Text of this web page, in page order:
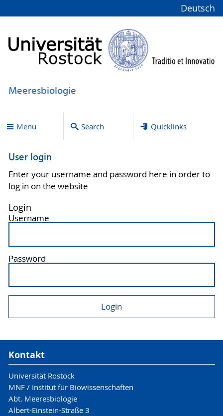
Deutsch
Meeresbiologie
Menu Search Quicklinks
User login
Enter your username and password here in order to
log in on the website
Login
Username
Password
Kontakt
Universität Rostock
MNF / Institut für Biowissenschaften
Abt. Meeresbiologie
Albert-Einstein-Straße 3